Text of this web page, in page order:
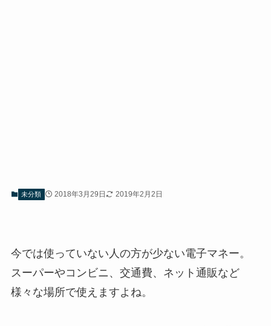
未分類 2018年3月29日 2019年2月2日
今では使っていない人の方が少ない電子マネー。
スーパーやコンビニ、交通費、ネット通販など
様々な場所で使えますよね。